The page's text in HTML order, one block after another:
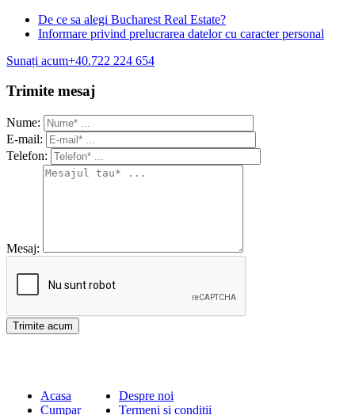
De ce sa alegi Bucharest Real Estate?
Informare privind prelucrarea datelor cu caracter personal
Sunați acum+40.722 224 654
Trimite mesaj
Nume:
E-mail:
Telefon:
Mesaj:
Acasa
Cumpar
Despre noi
Termeni si conditii